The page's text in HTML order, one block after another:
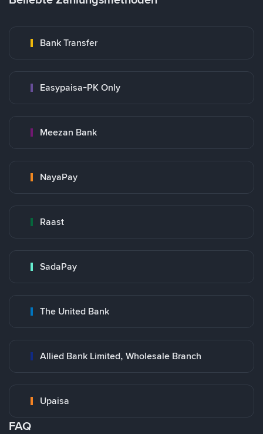
Bank Transfer
Easypaisa-PK Only
Meezan Bank
NayaPay
Raast
SadaPay
The United Bank
Allied Bank Limited, Wholesale Branch
Upaisa
FAQ